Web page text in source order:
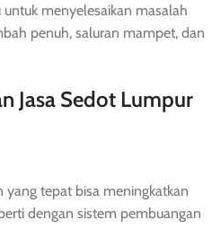
menyelesaikan masalah
penuh, saluran mampet, dan
Jasa Sedot Lumpur
tepat bisa meningkatkan
dengan sistem pembuangan